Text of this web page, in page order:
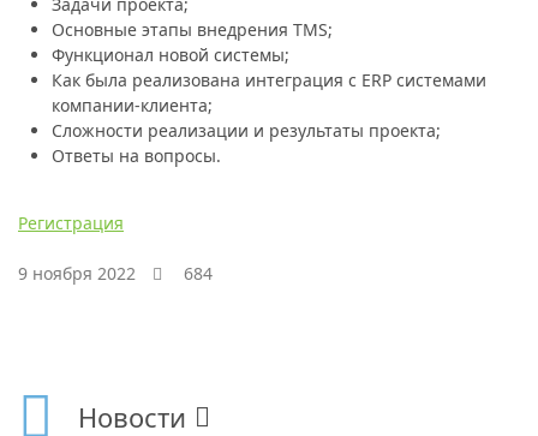
Основные этапы внедрения TMS;
Функционал новой системы;
Как была реализована интеграция с ERP системами
компании-клиента;
Сложности реализации и результаты проекта;
Ответы на вопросы.
Регистрация
9 ноября 2022 684
Новости